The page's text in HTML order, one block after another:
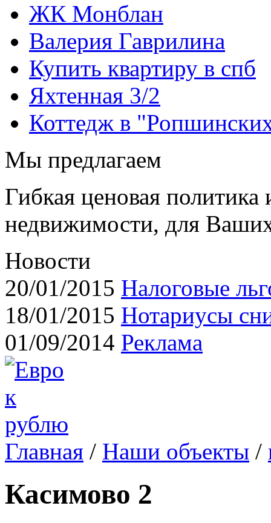
ЖК Монблан
Валерия Гаврилина
Купить квартиру в спб
Яхтенная 3/2
Коттедж в
Мы предлагаем
Гибкая ценовая
недвижимости, для
Новости
20/01/2015 Налоговые
18/01/2015 Нотариусы
01/09/2014 Реклама
Главная / Наши объекты /
Касимово 2